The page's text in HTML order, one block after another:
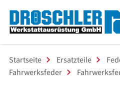
Startseite Ersatzteile
Fahrwerksfeder